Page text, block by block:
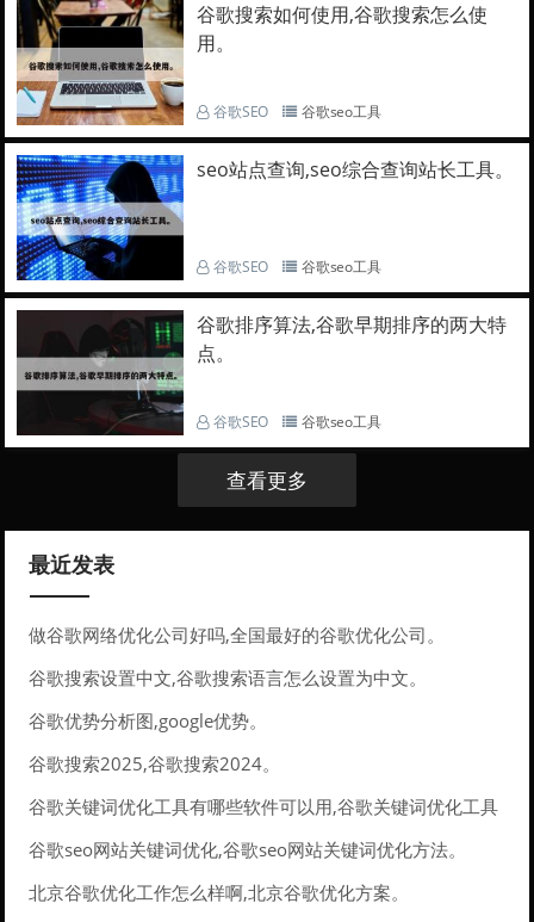
谷歌搜索如何使用,谷歌搜索怎么使
用。
谷歌SEO 谷歌seo工具
seo站点查询,seo综合查询站长工具。
谷歌SEO 谷歌seo工具
谷歌排序算法,谷歌早期排序的两大特
点。
谷歌SEO 谷歌seo工具
查看更多
最近发表
做谷歌网络优化公司好吗,全国最好的谷歌优化公司。
谷歌搜索设置中文,谷歌搜索语言怎么设置为中文。
谷歌优势分析图,google优势。
谷歌搜索2025,谷歌搜索2024。
谷歌关键词优化工具有哪些软件可以用,谷歌关键词优化工具
有哪些软件可以用的。
谷歌seo网站关键词优化,谷歌seo网站关键词优化方法。
北京谷歌优化工作怎么样啊,北京谷歌优化方案。